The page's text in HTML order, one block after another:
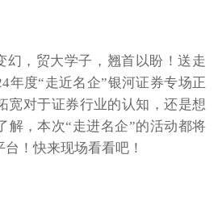
幻，贸大学子，翘首以盼！送走
年度“走近名企”银河证券专场正
宽对于证券行业的认知，还是想
解，本次“走进名企”的活动都将
！快来现场看看吧！